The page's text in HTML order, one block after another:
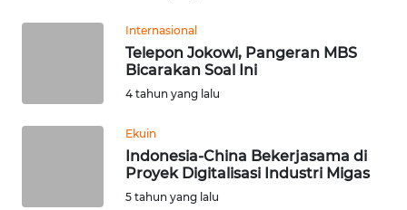
Internasional
Telepon Jokowi, Pangeran MBS
Bicarakan Soal Ini
4 tahun yang lalu
Ekuin
Indonesia-China Bekerjasama di
Proyek Digitalisasi Industri Migas
5 tahun yang lalu
WN